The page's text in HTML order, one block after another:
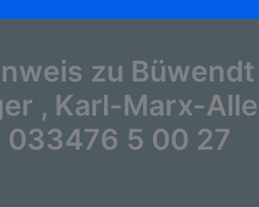
zu
, Karl-Marx-
033476 5 00 27